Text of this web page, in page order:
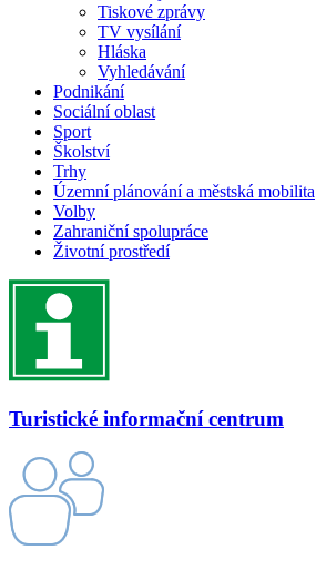
Tiskové zprávy
TV vysílání
Hláska
Vyhledávání
Podnikání
Sociální oblast
Sport
Školství
Trhy
Územní plánování a městská mobilita
Volby
Zahraniční spolupráce
Životní prostředí
Turistické informační centrum